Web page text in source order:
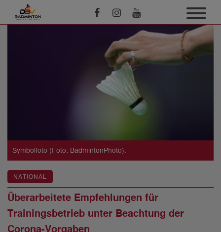
Symbolfoto (Foto: BadmintonPhoto).
NATIONAL
Überarbeitete Empfehlungen für
Trainingsbetrieb unter Beachtung der